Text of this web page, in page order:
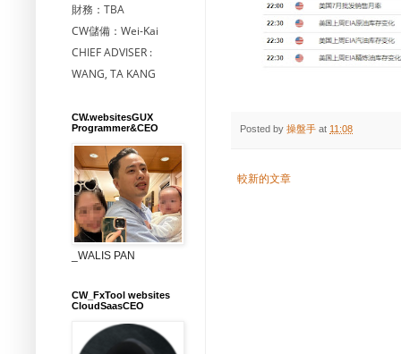
Posted by 操盤手 at 11:08
較新的文章
財務：TBA
CW儲備：Wei-Kai
CHIEF ADVISER :
WANG, TA KANG
CW.websitesGUX
Programmer&CEO
_WALIS PAN
CW_FxTool websites
CloudSaasCEO